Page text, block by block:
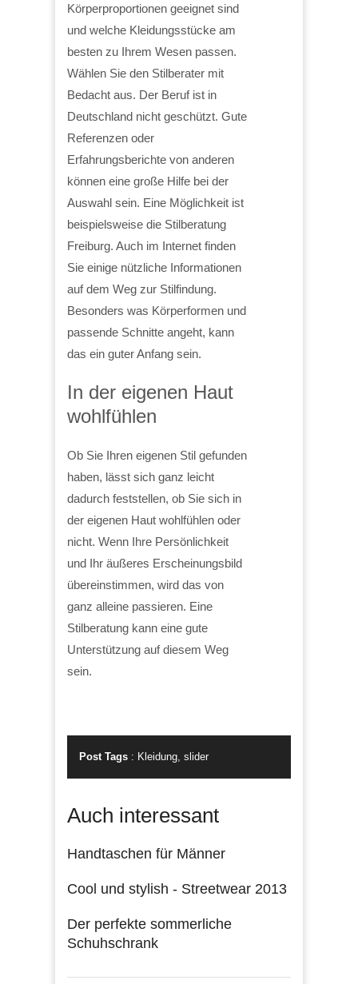
Körperproportionen geeignet sind
und welche Kleidungsstücke am
besten zu Ihrem Wesen passen.
Wählen Sie den Stilberater mit
Bedacht aus. Der Beruf ist in
Deutschland nicht geschützt. Gute
Referenzen oder
Erfahrungsberichte von anderen
können eine große Hilfe bei der
Auswahl sein. Eine Möglichkeit ist
beispielsweise die Stilberatung
Freiburg. Auch im Internet finden
Sie einige nützliche Informationen
auf dem Weg zur Stilfindung.
Besonders was Körperformen und
passende Schnitte angeht, kann
das ein guter Anfang sein.
In der eigenen Haut
wohlfühlen
Ob Sie Ihren eigenen Stil gefunden
haben, lässt sich ganz leicht
dadurch feststellen, ob Sie sich in
der eigenen Haut wohlfühlen oder
nicht. Wenn Ihre Persönlichkeit
und Ihr äußeres Erscheinungsbild
übereinstimmen, wird das von
ganz alleine passieren. Eine
Stilberatung kann eine gute
Unterstützung auf diesem Weg
sein.
Post Tags : Kleidung slider
Auch interessant
Handtaschen für Männer
Cool und stylish ­- Streetwear 2013
Der perfekte sommerliche
Schuhschrank